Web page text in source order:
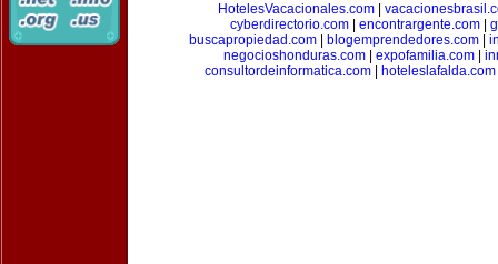
HotelesVacacionales.com|
cyberdirectorio.com| encontrargente.com|
buscapropiedad.com| blogemprendedores.com|
negocioshonduras.com| expofamilia.com|
consultordeinformatica.com| hoteleslafalda.com